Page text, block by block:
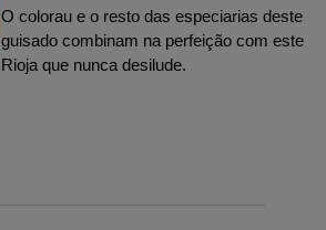
O colorau e o resto das especiarias deste
guisado combinam na perfeição com este
Rioja que nunca desilude.